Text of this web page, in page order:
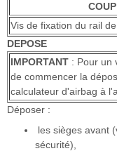
Vis de fixation du rail
DEPOSE
IMPORTANT : Pour un
de commencer la
calculateur d'airbag à
Déposer :
les sièges avant
sécurité),